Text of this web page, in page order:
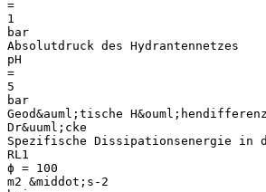
=
1
bar
Absolutdruck des Hydrantennetzes
pH
=
5
bar
Geod&auml;tische
Dr&uuml;cke
Spezifische Dissipationsenergie in
RL1
ϕ = 100
m2 &middot;s-2